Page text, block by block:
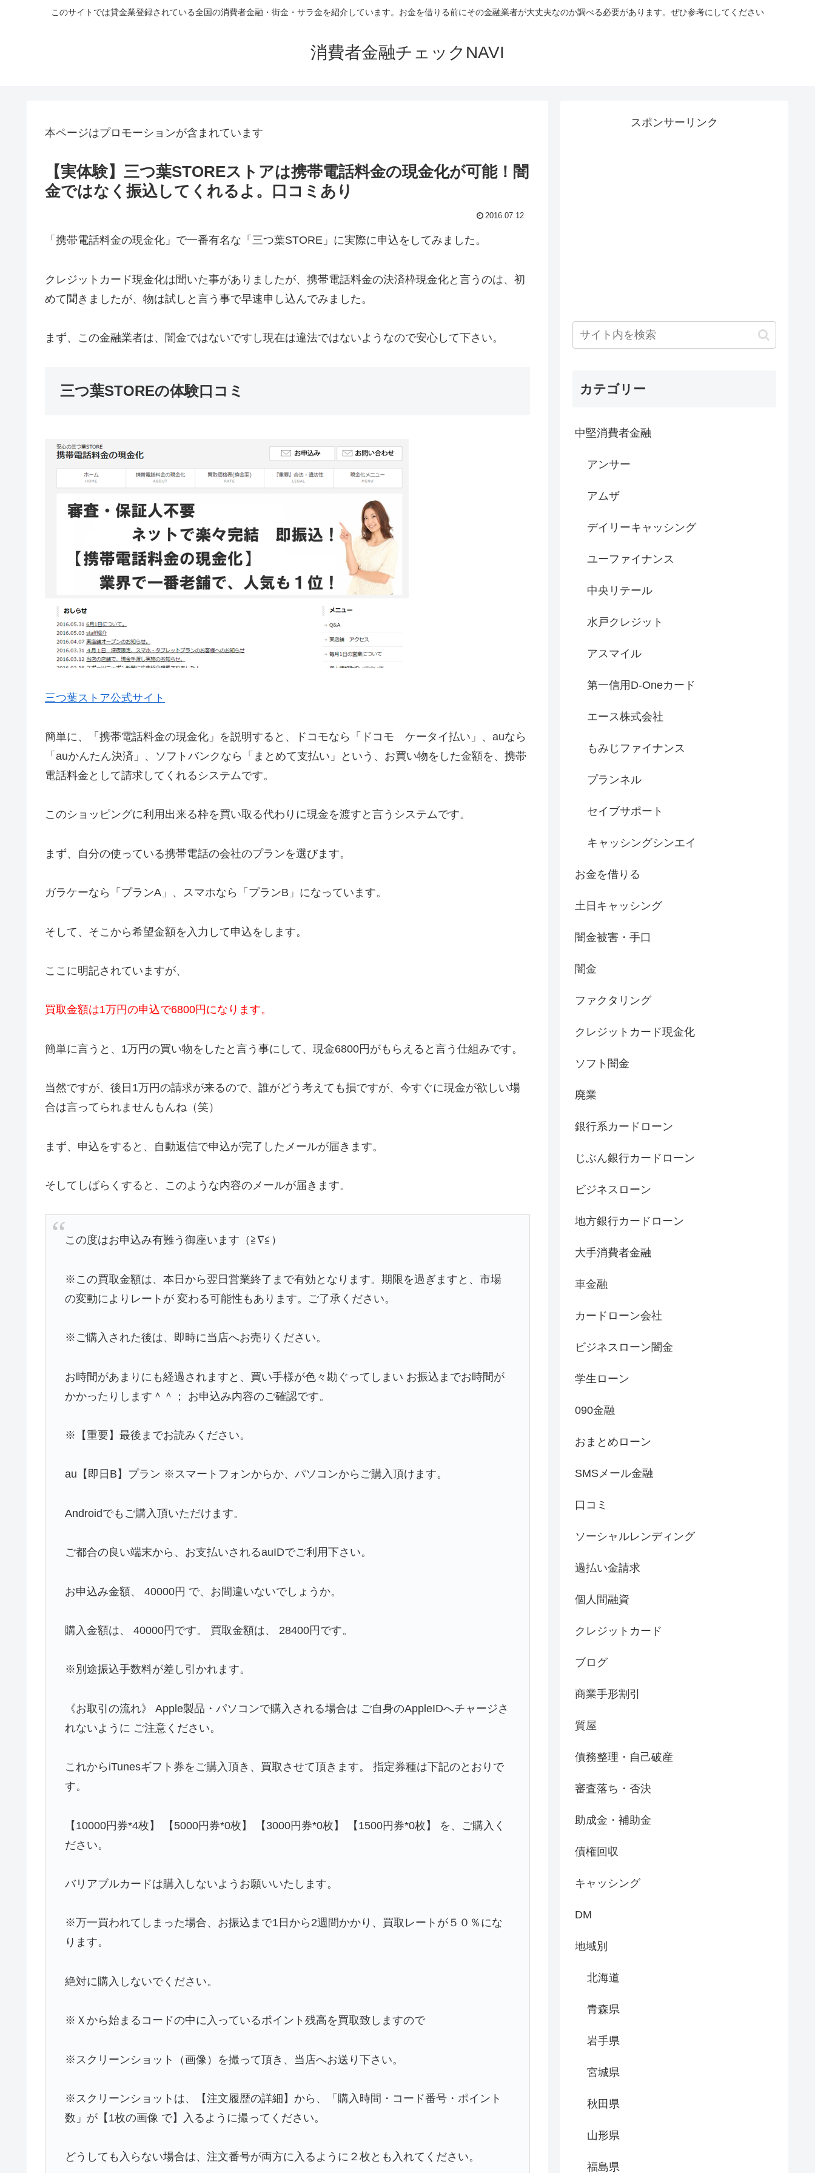
このサイトでは貸金業登録されている全国の消費者金融・街金・サラ金を紹介しています。お金を借りる前にその金融業者が大丈夫なのか調べる必要があります。ぜひ参考にしてください
消費者金融チェックNAVI
本ページはプロモーションが含まれています
【実体験】三つ葉STOREストアは携帯電話料金の現金化が可能！闇
金ではなく振込してくれるよ。口コミあり
2016.07.12
「携帯電話料金の現金化」で一番有名な「三つ葉STORE」に実際に申込をしてみました。
クレジットカード現金化は聞いた事がありましたが、携帯電話料金の決済枠現金化と言うのは、初
めて聞きましたが、物は試しと言う事で早速申し込んでみました。
まず、この金融業者は、闇金ではないですし現在は違法ではないようなので安心して下さい。
三つ葉STOREの体験口コミ
三つ葉ストア公式サイト
簡単に、「携帯電話料金の現金化」を説明すると、ドコモなら「ドコモ ケータイ払い」、auなら
「auかんたん決済」、ソフトバンクなら「まとめて支払い」という、お買い物をした金額を、携帯
電話料金として請求してくれるシステムです。
このショッピングに利用出来る枠を買い取る代わりに現金を渡すと言うシステムです。
まず、自分の使っている携帯電話の会社のプランを選びます。
ガラケーなら「プランA」、スマホなら「プランB」になっています。
そして、そこから希望金額を入力して申込をします。
ここに明記されていますが、
買取金額は1万円の申込で6800円になります。
簡単に言うと、1万円の買い物をしたと言う事にして、現金6800円がもらえると言う仕組みです。
当然ですが、後日1万円の請求が来るので、誰がどう考えても損ですが、今すぐに現金が欲しい場
合は言ってられませんもんね（笑）
まず、申込をすると、自動返信で申込が完了したメールが届きます。
そしてしばらくすると、このような内容のメールが届きます。
この度はお申込み有難う御座います（≧∇≦）
※この買取金額は、本日から翌日営業終了まで有効となります。期限を過ぎますと、市場
の変動によりレートが 変わる可能性もあります。ご了承ください。
※ご購入された後は、即時に当店へお売りください。
お時間があまりにも経過されますと、買い手様が色々勘ぐってしまい お振込までお時間が
かかったりします＾＾； お申込み内容のご確認です。
※【重要】最後までお読みください。
au【即日B】プラン ※スマートフォンからか、パソコンからご購入頂けます。
Androidでもご購入頂いただけます。
ご都合の良い端末から、お支払いされるauIDでご利用下さい。
お申込み金額、 40000円 で、お間違いないでしょうか。
購入金額は、 40000円です。 買取金額は、 28400円です。
※別途振込手数料が差し引かれます。
《お取引の流れ》 Apple製品・パソコンで購入される場合は ご自身のAppleIDへチャージさ
れないように ご注意ください。
これからiTunesギフト券をご購入頂き、買取させて頂きます。 指定券種は下記のとおりで
す。
【10000円券*4枚】 【5000円券*0枚】 【3000円券*0枚】 【1500円券*0枚】 を、ご購入く
ださい。
バリアブルカードは購入しないようお願いいたします。
※万一買われてしまった場合、お振込まで1日から2週間かかり、買取レートが５０％にな
ります。
絶対に購入しないでください。
※Ｘから始まるコードの中に入っているポイント残高を買取致しますので
※スクリーンショット（画像）を撮って頂き、当店へお送り下さい。
※スクリーンショットは、【注文履歴の詳細】から、「購入時間・コード番号・ポイント
数」が【1枚の画像 で】入るように撮ってください。
どうしても入らない場合は、注文番号が両方に入るように２枚とも入れてください。
スポンサーリンク
カテゴリー
中堅消費者金融
アンサー
アムザ
デイリーキャッシング
ユーファイナンス
中央リテール
水戸クレジット
アスマイル
第一信用D-Oneカード
エース株式会社
もみじファイナンス
プランネル
セイブサポート
キャッシングシンエイ
お金を借りる
土日キャッシング
闇金被害・手口
闇金
ファクタリング
クレジットカード現金化
ソフト闇金
廃業
銀行系カードローン
じぶん銀行カードローン
ビジネスローン
地方銀行カードローン
大手消費者金融
車金融
カードローン会社
ビジネスローン闇金
学生ローン
090金融
おまとめローン
SMSメール金融
口コミ
ソーシャルレンディング
過払い金請求
個人間融資
クレジットカード
ブログ
商業手形割引
質屋
債務整理・自己破産
審査落ち・否決
助成金・補助金
債権回収
キャッシング
DM
地域別
北海道
青森県
岩手県
宮城県
秋田県
山形県
福島県